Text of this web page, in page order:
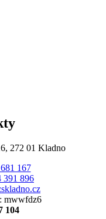
272 01 Kladno
167
391 896
: mwwfdz6
104